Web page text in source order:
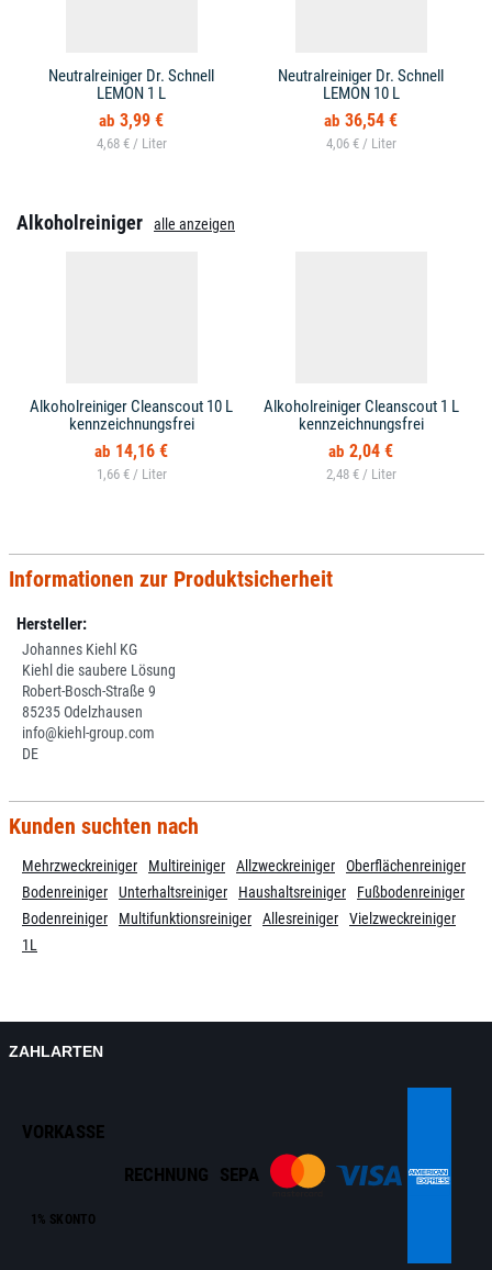
Neutralreiniger Dr. Schnell
LEMON 1 L
3,99 €
4,68 € /
Neutralreiniger Dr. Schnell
LEMON 10 L
36,54 €
4,06 € /
Alkoholreiniger alle anzeigen
Alkoholreiniger Cleanscout 10 L
kennzeichnungsfrei
14,16 €
1,66 € /
Alkoholreiniger Cleanscout 1 L
kennzeichnungsfrei
2,04 €
2,48 € /
Informationen zur Produktsicherheit
Hersteller:
Johannes Kiehl KG
Kiehl die saubere Lösung
Robert-Bosch-Straße 9
85235 Odelzhausen
info@kiehl-group.com
DE
Kunden suchten nach
Mehrzweckreiniger Multireiniger Allzweckreiniger
Oberflächenreiniger
Bodenreiniger
Unterhaltsreiniger Haushaltsreiniger
Fußbodenreiniger
Bodenreiniger
Multifunktionsreiniger Allesreiniger
Vielzweckreiniger
1L
ZAHLARTEN
VORKASSE
1% SKONTO
RECHNUNG SEPA